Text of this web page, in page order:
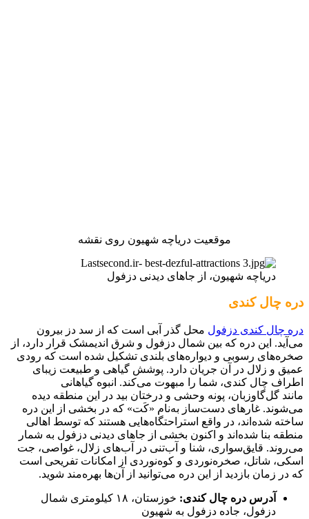
موقعیت دریاچه شهیون روی نقشه
دریاچه شهیون، از جاهای دیدنی دزفول
دره چال کندی
دره چال کندی دزفول محل گذر آبی است که از سد دز بیرون
می‌آید. این دره که بین شمال دزفول و شرق اندیمشک قرار دارد، از
صخره‌های رسوبی و دیواره‌های بلندی تشکیل شده است که رودی
عمیق و زلال در آن جریان دارد. پوشش گیاهی و طبیعت زیبای
اطراف چال کندی، شما را مبهوت می‌کند. انبوه گیاهانی
مانند گل‌گاو‌زبان، پونه وحشی و درختان بید در این منطقه دیده
می‌شوند. غارهای دست‌ساز به‌نام «کَت» که در بخشی از این دره
ساخته شده‌اند، در واقع استراحتگاه‌هایی هستند که توسط اهالی
منطقه بنا شده‌اند و اکنون بخشی از جاهای دیدنی دزفول به شمار
می‌روند. قایق‌سواری‌، شنا و آب‌تنی در آب‌های زلال، غواصی، جت
اسکی، شاتل، صخره‌نوردی و کوه‌نوردی از امکانات تفریحی است
که در زمان بازدید از این دره می‌توانید از آن‌ها بهره‌مند شوید.
آدرس دره چال کندی:
خوزستان، ۱۸ کیلومتری شمال
دزفول، جاده‌ دزفول به شهیون